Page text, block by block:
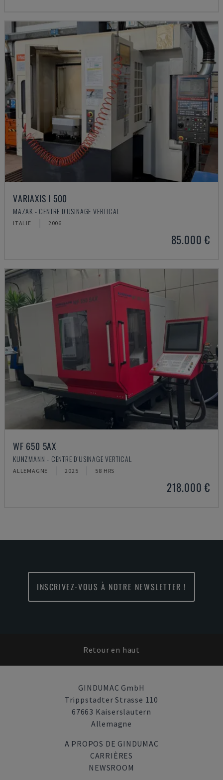
VARIAXIS I 500
MAZAK - CENTRE D'USINAGE VERTICAL
ITALIE 2006
85.000 €
WF 650 5AX
KUNZMANN - CENTRE D'USINAGE VERTICAL
ALLEMAGNE 2025 58 HRS
218.000 €
INSCRIVEZ-VOUS À NOTRE NEWSLETTER !
Retour en haut
GINDUMAC GmbH
Trippstadter Strasse 110
67663 Kaiserslautern
Allemagne
A PROPOS DE GINDUMAC
CARRIÈRES
NEWSROOM